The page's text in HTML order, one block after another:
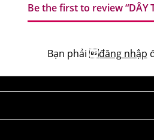
Be the first to review “DÂY
Bạn phải đăng nhập